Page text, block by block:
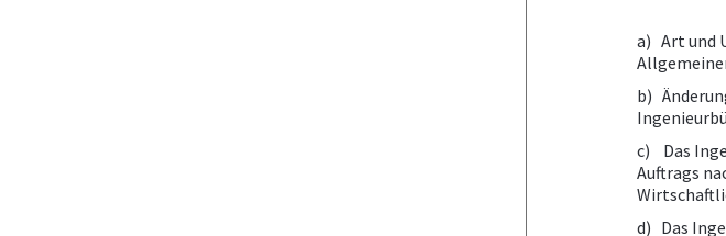
a) Art und
b)
c) Das
Auftrags
d) Das